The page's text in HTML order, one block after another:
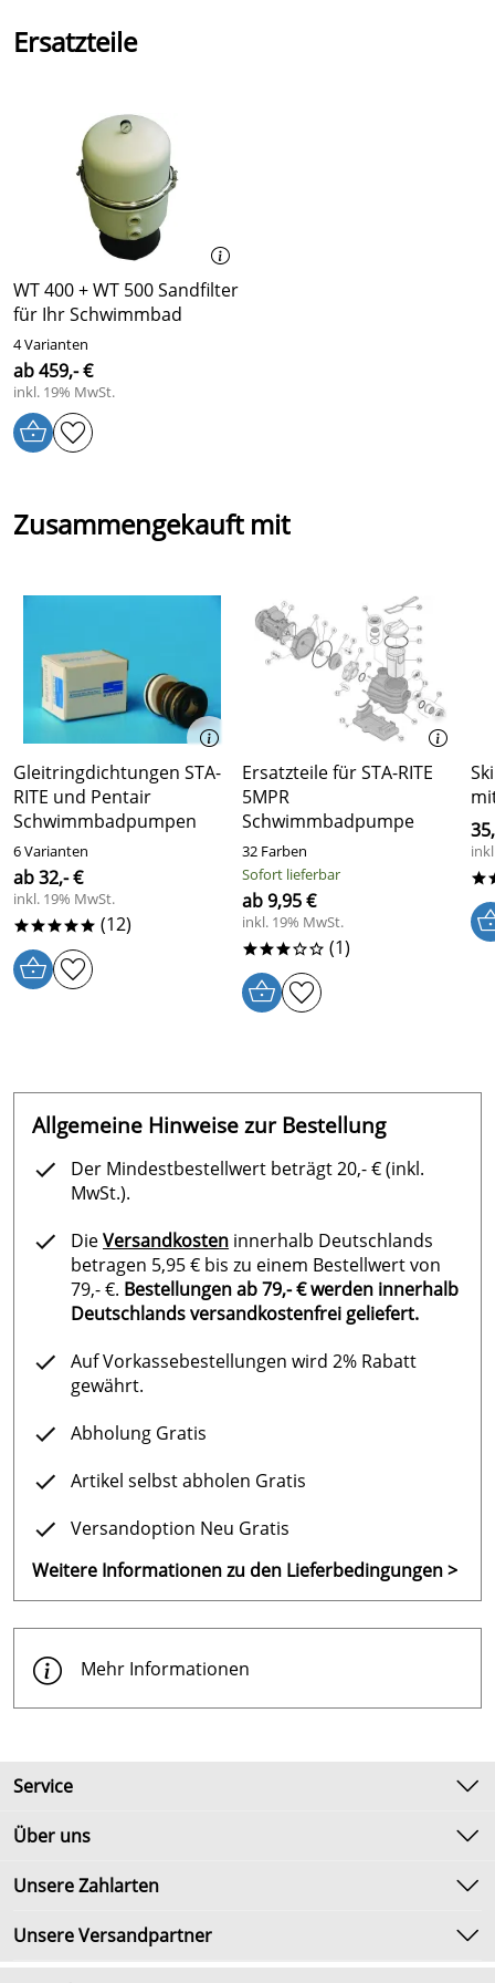
Ersatzteile
WT 400 + WT 500 Sandfilter
für Ihr Schwimmbad
4 Varianten
ab 459,- €
inkl. 19% MwSt.
Zusammengekauft mit
Gleitringdichtungen STA-
RITE und Pentair
Schwimmbadpumpen
6 Varianten
ab 32,- €
inkl. 19% MwSt.
***** (12)
Ersatzteile für STA-RITE
5MPR
Schwimmbadpumpe
32 Farben
Sofort lieferbar
ab 9,95 €
inkl. 19% MwSt.
***oo (1)
Allgemeine Hinweise zur Bestellung
Der Mindestbestellwert beträgt 20,- € (inkl.
MwSt.).
DieVersandkosten innerhalb Deutschlands
betragen 5,95 € bis zu einem Bestellwert von
79,- €. Bestellungen ab 79,- € werden innerhalb
Deutschlands versandkostenfrei geliefert.
Auf Vorkassebestellungen wird 2% Rabatt
gewährt.
Abholung Gratis
Artikel selbst abholen Gratis
Versandoption Neu Gratis
Weitere Informationen zu den Lieferbedingungen >
Mehr Informationen
Service
Kontakt
Umtausch & Rückgabe
Lieferbedingungen
Über uns
Unsere Bestseller
Neu
Unsere Zahlarten
Unsere Versandpartner